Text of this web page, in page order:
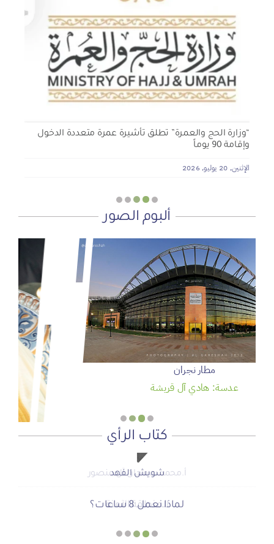
الجمعية الخيرية للخدمات الاجتماعية بنجران تنفذ مشروعي
تأثيث المنازل وسداد الإيجارات بدعم من منصة ديم للمنح
التنموي
الأربعاء, 29 يوليو, 2026
“وزارة الحج والعمرة” تطلق تأشيرة عمرة متعددة الدخول
وإقامة 90 يوماً
الإثنين, 20 يوليو, 2026
ألبوم الصور
الملك فيصل الجوية
عدسة: وكالة واس